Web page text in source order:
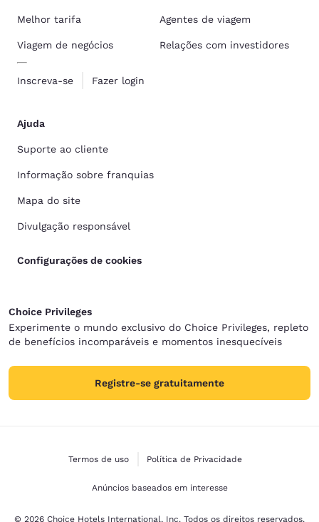
Melhor tarifa
Viagem de negócios
Inscreva-se Fazer login
Agentes de viagem
Relações com investidores
Ajuda
Suporte ao cliente
Informação sobre franquias
Mapa do site
Divulgação responsável
Configurações de cookies
Choice Privileges
Experimente o mundo exclusivo do Choice Privileges, repleto
de benefícios incomparáveis e momentos inesquecíveis
Registre-se gratuitamente
Termos de uso Política de Privacidade
Anúncios baseados em interesse
© 2026 Choice Hotels International, Inc. Todos os direitos reservados.